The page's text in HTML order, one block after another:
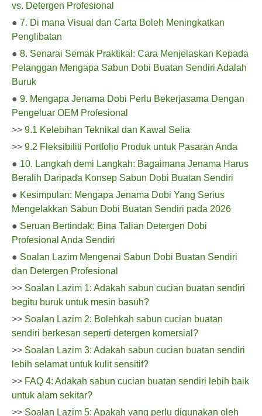
vs. Detergen Profesional
● 7. Di mana Visual dan Carta Boleh Meningkatkan
Penglibatan
● 8. Senarai Semak Praktikal: Cara Menjelaskan Kepada
Pelanggan Mengapa Sabun Dobi Buatan Sendiri Adalah
Buruk
● 9. Mengapa Jenama Dobi Perlu Bekerjasama Dengan
Pengeluar OEM Profesional
>> 9.1 Kelebihan Teknikal dan Kawal Selia
>> 9.2 Fleksibiliti Portfolio Produk untuk Pasaran Anda
● 10. Langkah demi Langkah: Bagaimana Jenama Harus
Beralih Daripada Konsep Sabun Dobi Buatan Sendiri
● Kesimpulan: Mengapa Jenama Dobi Yang Serius
Mengelakkan Sabun Dobi Buatan Sendiri pada 2026
● Seruan Bertindak: Bina Talian Detergen Dobi
Profesional Anda Sendiri
● Soalan Lazim Mengenai Sabun Dobi Buatan Sendiri
dan Detergen Profesional
>> Soalan Lazim 1: Adakah sabun cucian buatan sendiri
begitu buruk untuk mesin basuh?
>> Soalan Lazim 2: Bolehkah sabun cucian buatan
sendiri berkesan seperti detergen komersial?
>> Soalan Lazim 3: Adakah sabun cucian buatan sendiri
lebih selamat untuk kulit sensitif?
>> FAQ 4: Adakah sabun cucian buatan sendiri lebih baik
untuk alam sekitar?
>> Soalan Lazim 5: Apakah yang perlu digunakan oleh